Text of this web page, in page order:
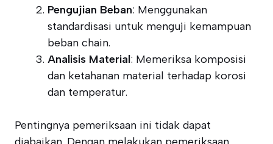
Pengujian Beban: Menggunakan
standardisasi untuk menguji kemampuan
beban chain.
Analisis Material: Memeriksa komposisi
dan ketahanan material terhadap korosi
dan temperatur.
Pentingnya pemeriksaan ini tidak dapat